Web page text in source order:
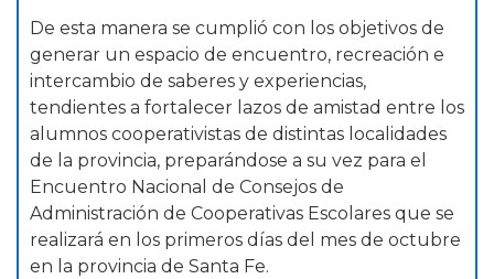
De esta manera se cumplió con los objetivos de
generar un espacio de encuentro, recreación e
intercambio de saberes y experiencias,
tendientes a fortalecer lazos de amistad entre los
alumnos cooperativistas de distintas localidades
de la provincia, preparándose a su vez para el
Encuentro Nacional de Consejos de
Administración de Cooperativas Escolares que se
realizará en los primeros días del mes de octubre
en la provincia de Santa Fe.